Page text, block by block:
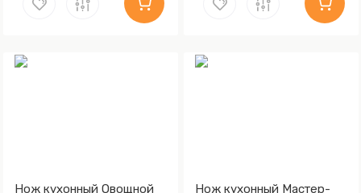
Нож кухонный Овощной Нож кухонный Мастер-